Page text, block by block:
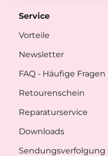
Service
Vorteile
Newsletter
FAQ - Häufige Fragen
Retourenschein
Reparaturservice
Downloads
Sendungsverfolgung